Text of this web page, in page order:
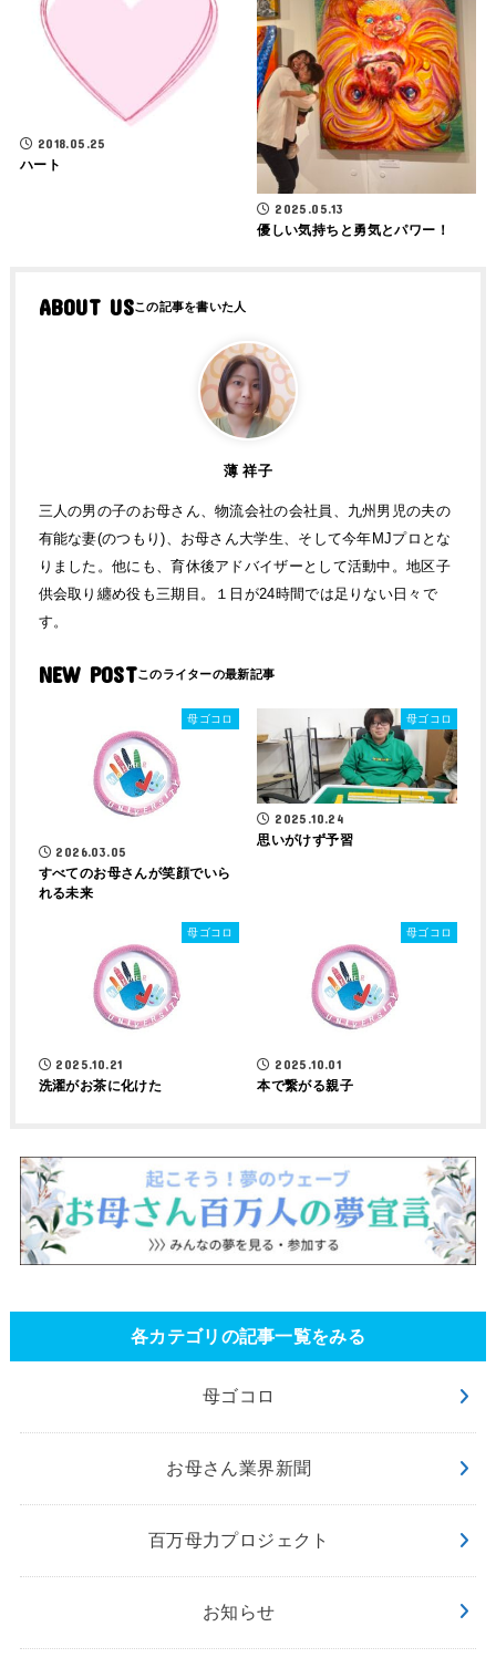
2018.05.25
ハート
2025.05.13
優しい気持ちと勇気とパワー！
ABOUT US
薄 祥子
三人の男の子のお母さん、物流会社の会社員、九州男児の夫の
有能な妻(のつもり)、お母さん大学生、そして今年MJプロとな
りました。他にも、育休後アドバイザーとして活動中。地区子
供会取り纏め役も三期目。１日が24時間では足りない日々で
す。
NEW POST
母ゴコロ
2026.03.05
すべてのお母さんが笑顔でいら
れる未来
母ゴコロ
2025.10.24
思いがけず予習
母ゴコロ
2025.10.21
洗濯がお茶に化けた
母ゴコロ
2025.10.01
本で繋がる親子
各カテゴリの記事一覧をみる
母ゴコロ
お母さん業界新聞
百万母力プロジェクト
お知らせ